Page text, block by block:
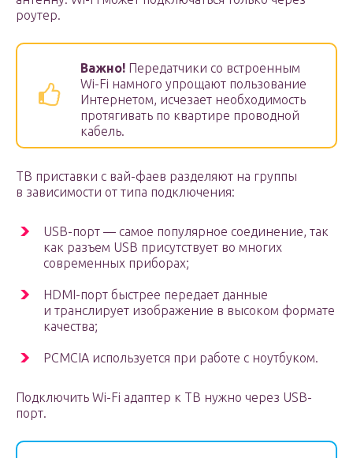
роутер.
Важно! Передатчики со встроенным
Wi-Fi намного упрощают пользование
Интернетом, исчезает необходимость
протягивать по квартире проводной
кабель.
ТВ приставки с вай-фаев разделяют на группы
в зависимости от типа подключения:
USB-порт — самое популярное соединение, так
как разъем USB присутствует во многих
современных приборах;
HDMI-порт быстрее передает данные
и транслирует изображение в высоком формате
качества;
PCMCIA используется при работе с ноутбуком.
Подключить Wi-Fi адаптер к ТВ нужно через USB-
порт.